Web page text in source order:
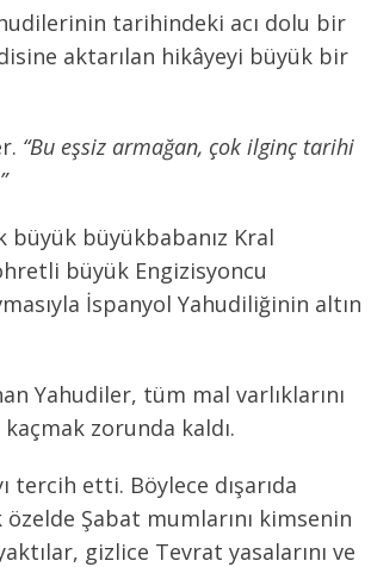
tarihindeki acı dolu bir
aktarılan hikâyeyi büyük bir
“Bu eşsiz armağan, çok ilginç tarihi
büyük büyükbabanız Kral
büyük Engizisyoncu
İspanyol Yahudiliğinin altın
Yahudiler, tüm mal varlıklarını
zorunda kaldı.
tercih etti. Böylece dışarıda
Şabat mumlarını kimsenin
gizlice Tevrat yasalarını ve